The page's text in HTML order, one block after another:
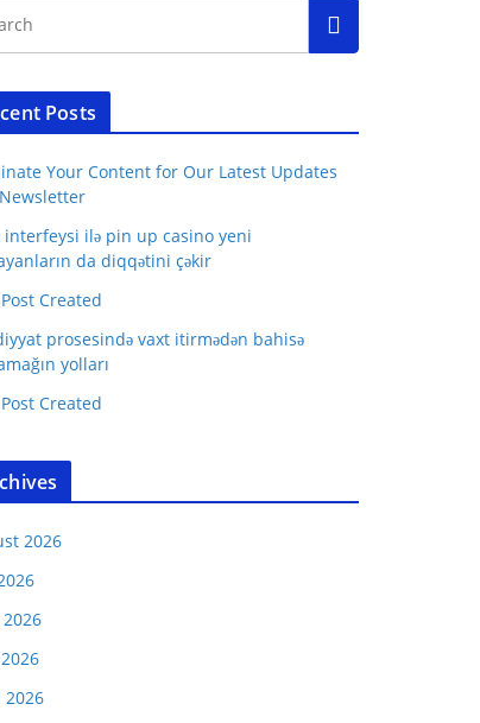
Posts
Your Content for Our Latest Updates
interfeysi ilə pin up casino yeni
da diqqətini çəkir
Created
prosesində vaxt itirmədən bahisə
yolları
Created
2026
2026